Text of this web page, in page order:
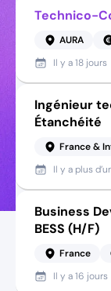
Technico-
AURA
Il y a18 jours
Ingénieur
Étanchéité
France &
Il y a plus
Business
BESS (H/F)
France
Il y a16 jours